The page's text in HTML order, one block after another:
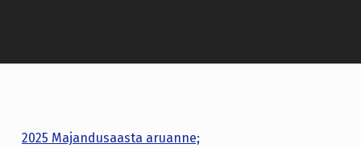
2025 Majandusaasta aruanne;